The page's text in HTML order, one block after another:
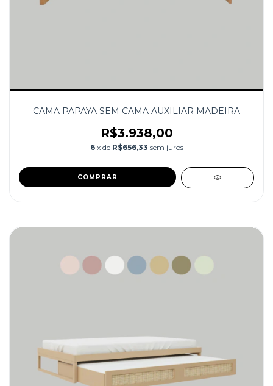
CAMA PAPAYA SEM CAMA AUXILIAR MADEIRA
R$3.938,00
6 x de R$656,33 sem juros